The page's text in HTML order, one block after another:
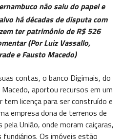
não saiu do papel e
há décadas de disputa com
ter patrimônio de R$ 526
(Por Luiz Vassallo,
e Fausto Macedo)
contas, o banco Digimais, do
aportou recursos em um
tem licença para ser construído e
empresa dona de terrenos de
União, onde moram caiçaras,
Os imóveis estão